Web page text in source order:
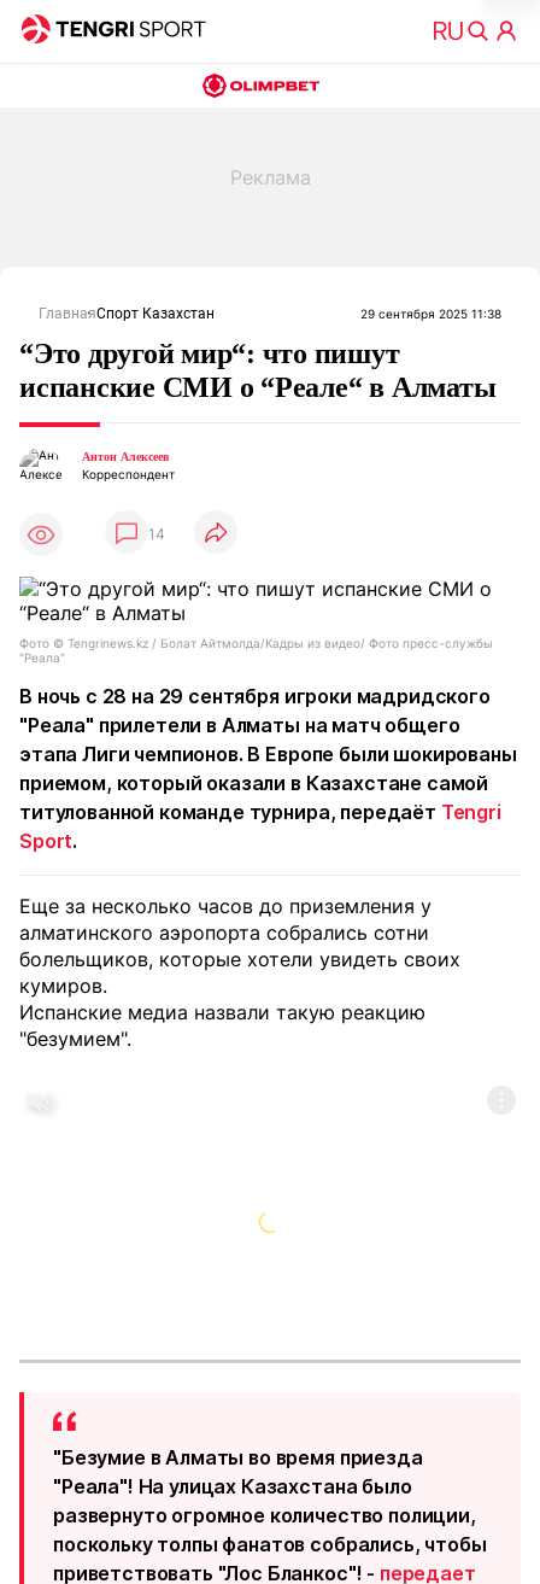
ГлавнаяСпорт Казахстан 29 сентября 2025 11:38
“Это другой мир“: что пишут
испанские СМИ о “Реале“ в Алматы
Антон Алексеев
Корреспондент
14
Фото ©️ Tengrinews.kz / Болат Айтмолда/Кадры из видео/ Фото пресс-службы
"Реала"
В ночь с 28 на 29 сентября игроки мадридского
"Реала" прилетели в Алматы на матч общего
этапа Лиги чемпионов. В Европе были шокированы
приемом, который оказали в Казахстане самой
титулованной команде турнира, передаёт Tengri
Sport.
Еще за несколько часов до приземления у
алматинского аэропорта собрались сотни
болельщиков, которые хотели увидеть своих
кумиров.
Испанские медиа назвали такую реакцию
"безумием".
"Безумие в Алматы во время приезда
"Реала"! На улицах Казахстана было
развернуто огромное количество полиции,
поскольку толпы фанатов собрались, чтобы
приветствовать "Лос Бланкос"! - передает